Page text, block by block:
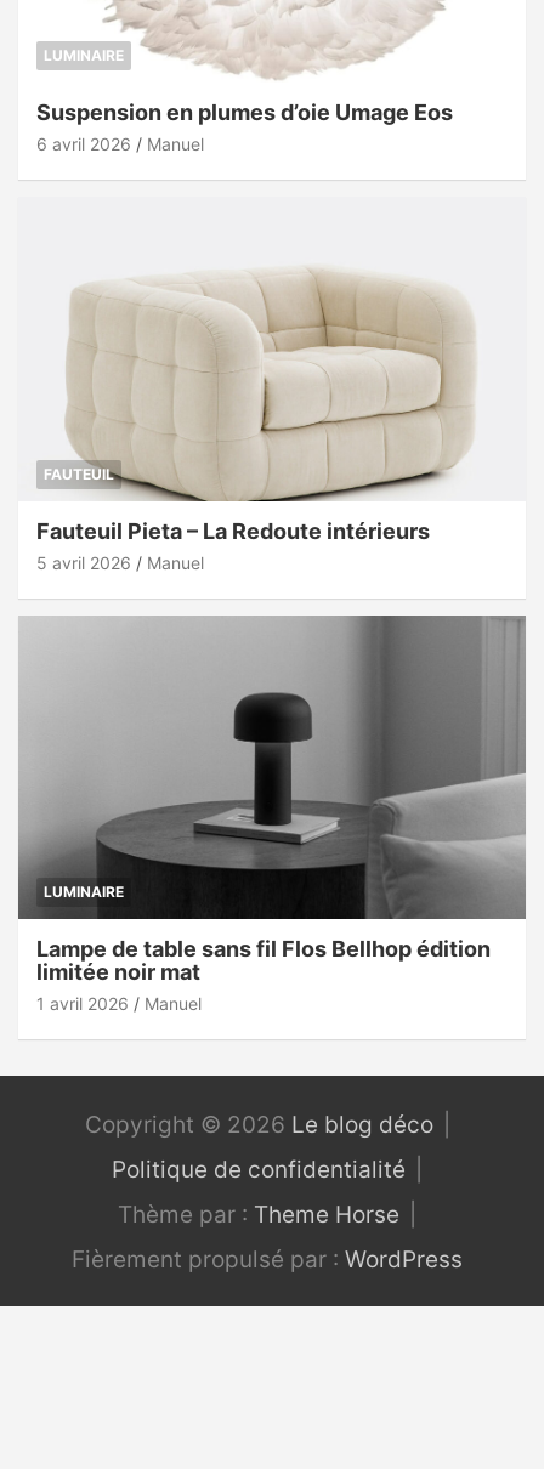
LUMINAIRE
Suspension en plumes d’oie Umage Eos
6 avril 2026 Manuel
FAUTEUIL
Fauteuil Pieta – La Redoute intérieurs
5 avril 2026 Manuel
LUMINAIRE
Lampe de table sans fil Flos Bellhop édition
limitée noir mat
1 avril 2026 Manuel
Copyright © 2026 Le blog déco
Politique de confidentialité
Thème par : Theme Horse
Fièrement propulsé par : WordPress